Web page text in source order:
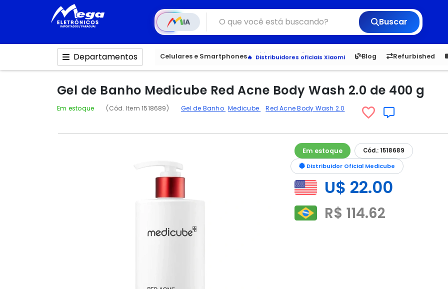
IA Buscar
Departamentos Celulares e Smartphones
Veja os Lançamentos
Distribuidores oficiais Xiaomi
Blog Refurbished
6,050 5.21 1,900
Gel de Banho Medicube Red Acne Body Wash 2.0 de 400 g
Em estoque (Cód. Item 1518689) Gel de Banho Medicube Red Acne Body Wash 2.0
Em estoque
Cód.: 1518689
Distribuidor Oficial Medicube
U$ 22.00
R$ 114.62